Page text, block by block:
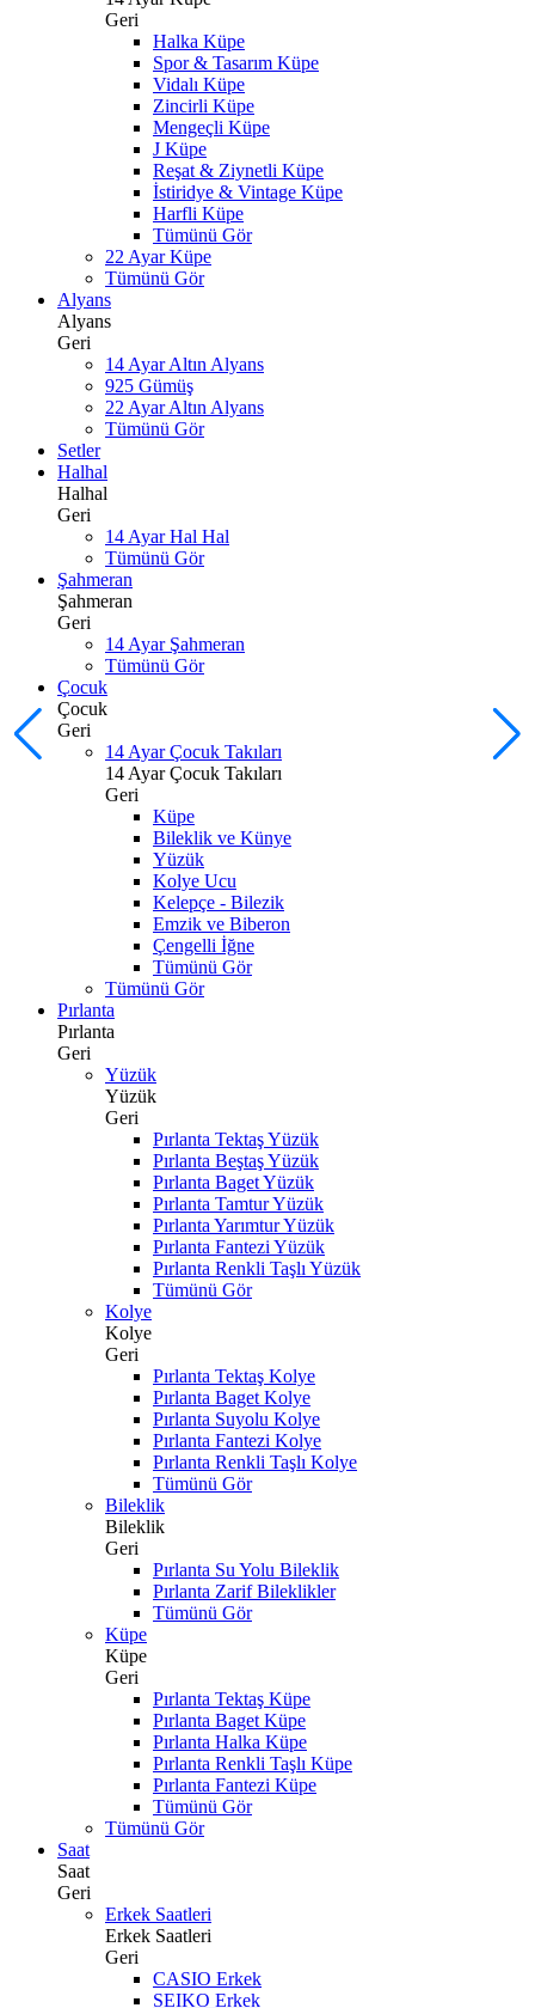
Geri
Halka Küpe
Spor & Tasarım Küpe
Vidalı Küpe
Zincirli Küpe
Mengeçli Küpe
J Küpe
Reşat & Ziynetli Küpe
İstiridye & Vintage Küpe
Harfli Küpe
Tümünü Gör
22 Ayar Küpe
Tümünü Gör
Alyans
Alyans
Geri
14 Ayar Altın Alyans
925 Gümüş
22 Ayar Altın Alyans
Tümünü Gör
Setler
Halhal
Halhal
Geri
14 Ayar Hal Hal
Tümünü Gör
Şahmeran
Şahmeran
Geri
14 Ayar Şahmeran
Tümünü Gör
Çocuk
Çocuk
Geri
14 Ayar Çocuk Takıları
14 Ayar Çocuk Takıları
Geri
Küpe
Bileklik ve Künye
Yüzük
Kolye Ucu
Kelepçe - Bilezik
Emzik ve Biberon
Çengelli İğne
Tümünü Gör
Tümünü Gör
Pırlanta
Pırlanta
Geri
Yüzük
Yüzük
Geri
Pırlanta Tektaş Yüzük
Pırlanta Beştaş Yüzük
Pırlanta Baget Yüzük
Pırlanta Tamtur Yüzük
Pırlanta Yarımtur Yüzük
Pırlanta Fantezi Yüzük
Pırlanta Renkli Taşlı Yüzük
Tümünü Gör
Kolye
Kolye
Geri
Pırlanta Tektaş Kolye
Pırlanta Baget Kolye
Pırlanta Suyolu Kolye
Pırlanta Fantezi Kolye
Pırlanta Renkli Taşlı Kolye
Tümünü Gör
Bileklik
Bileklik
Geri
Pırlanta Su Yolu Bileklik
Pırlanta Zarif Bileklikler
Tümünü Gör
Küpe
Küpe
Geri
Pırlanta Tektaş Küpe
Pırlanta Baget Küpe
Pırlanta Halka Küpe
Pırlanta Renkli Taşlı Küpe
Pırlanta Fantezi Küpe
Tümünü Gör
Tümünü Gör
Saat
Saat
Geri
Erkek Saatleri
Erkek Saatleri
Geri
CASIO Erkek
SEIKO Erkek